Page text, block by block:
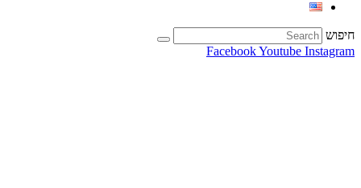
חיפוש
FacebookYoutube Instagram